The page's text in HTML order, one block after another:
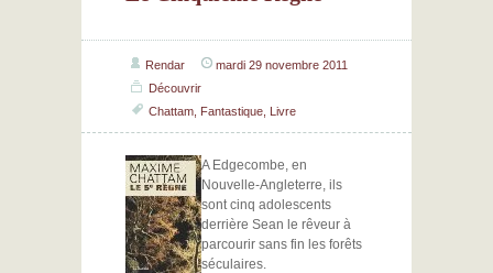
Rendar
mardi 29 novembre 2011
Découvrir
Chattam Fantastique Livre
A Edgecombe, en
Nouvelle-Angleterre, ils
sont cinq adolescents
derrière Sean le rêveur à
parcourir sans fin les forêts
séculaires.